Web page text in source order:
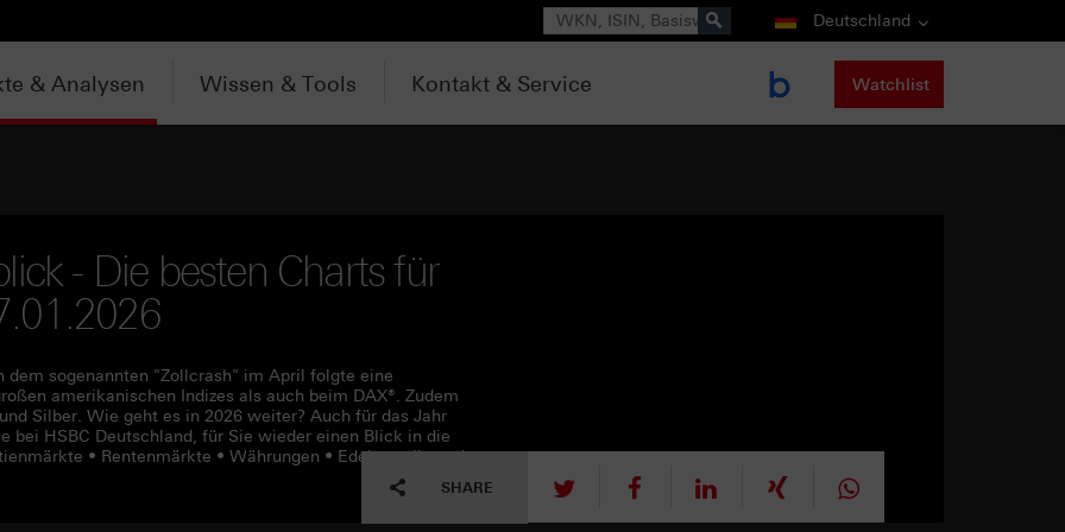
Suche Deutschland
& Analysen Wissen & Tools Kontakt & Service Watchlist
- Die besten Charts für
dem sogenannten "Zollcrash" im April folgte eine
amerikanischen Indizes als auch beim DAX®. Zudem
Silber. Wie geht es in 2026 weiter? Auch für das Jahr
bei HSBC Deutschland, für Sie wieder einen Blick in die
• Rentenmärkte • Währungen • Edelmetalle und
SHARE tweet mitteilen